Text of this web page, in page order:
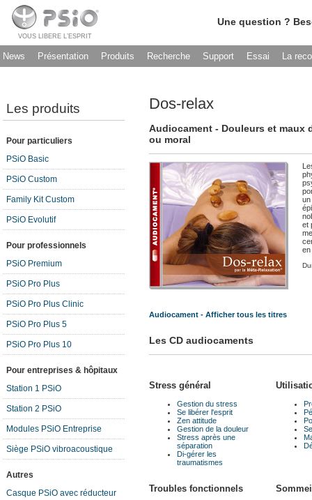
VOUS LIBERE L’ESPRIT
Une question ?
News Présentation Produits Recherche Support Essai La
Les produits
Pour particuliers
PSiO Basic
PSiO Custom
Family Kit Custom
PSiO Evolutif
Pour professionnels
PSiO Premium
PSiO Pro Plus
PSiO Pro Plus Clinic
PSiO Pro Plus 5
PSiO Pro Plus 10
Pour entreprises & hôpitaux
Station 1 PSiO
Station 2 PSiO
Modules PSiO Entreprise
Siège PSiO vibroacoustique
Autres
Casque PSiO avec réducteur
Dos-relax
Audiocament - Douleurs et
ou moral
un
et
en
Audiocament - Afficher tous les titres
Les CD audiocaments
Stress général
Gestion du stress
Se libérer l'esprit
Zen attitude
Gestion de la douleur
Stress après une
séparation
Di-gérer les
traumatismes
Troubles fonctionnels